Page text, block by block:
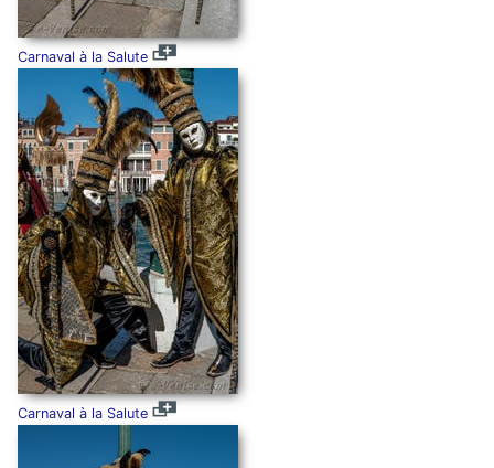
Carnaval à la Salute
Carnaval à la Salute